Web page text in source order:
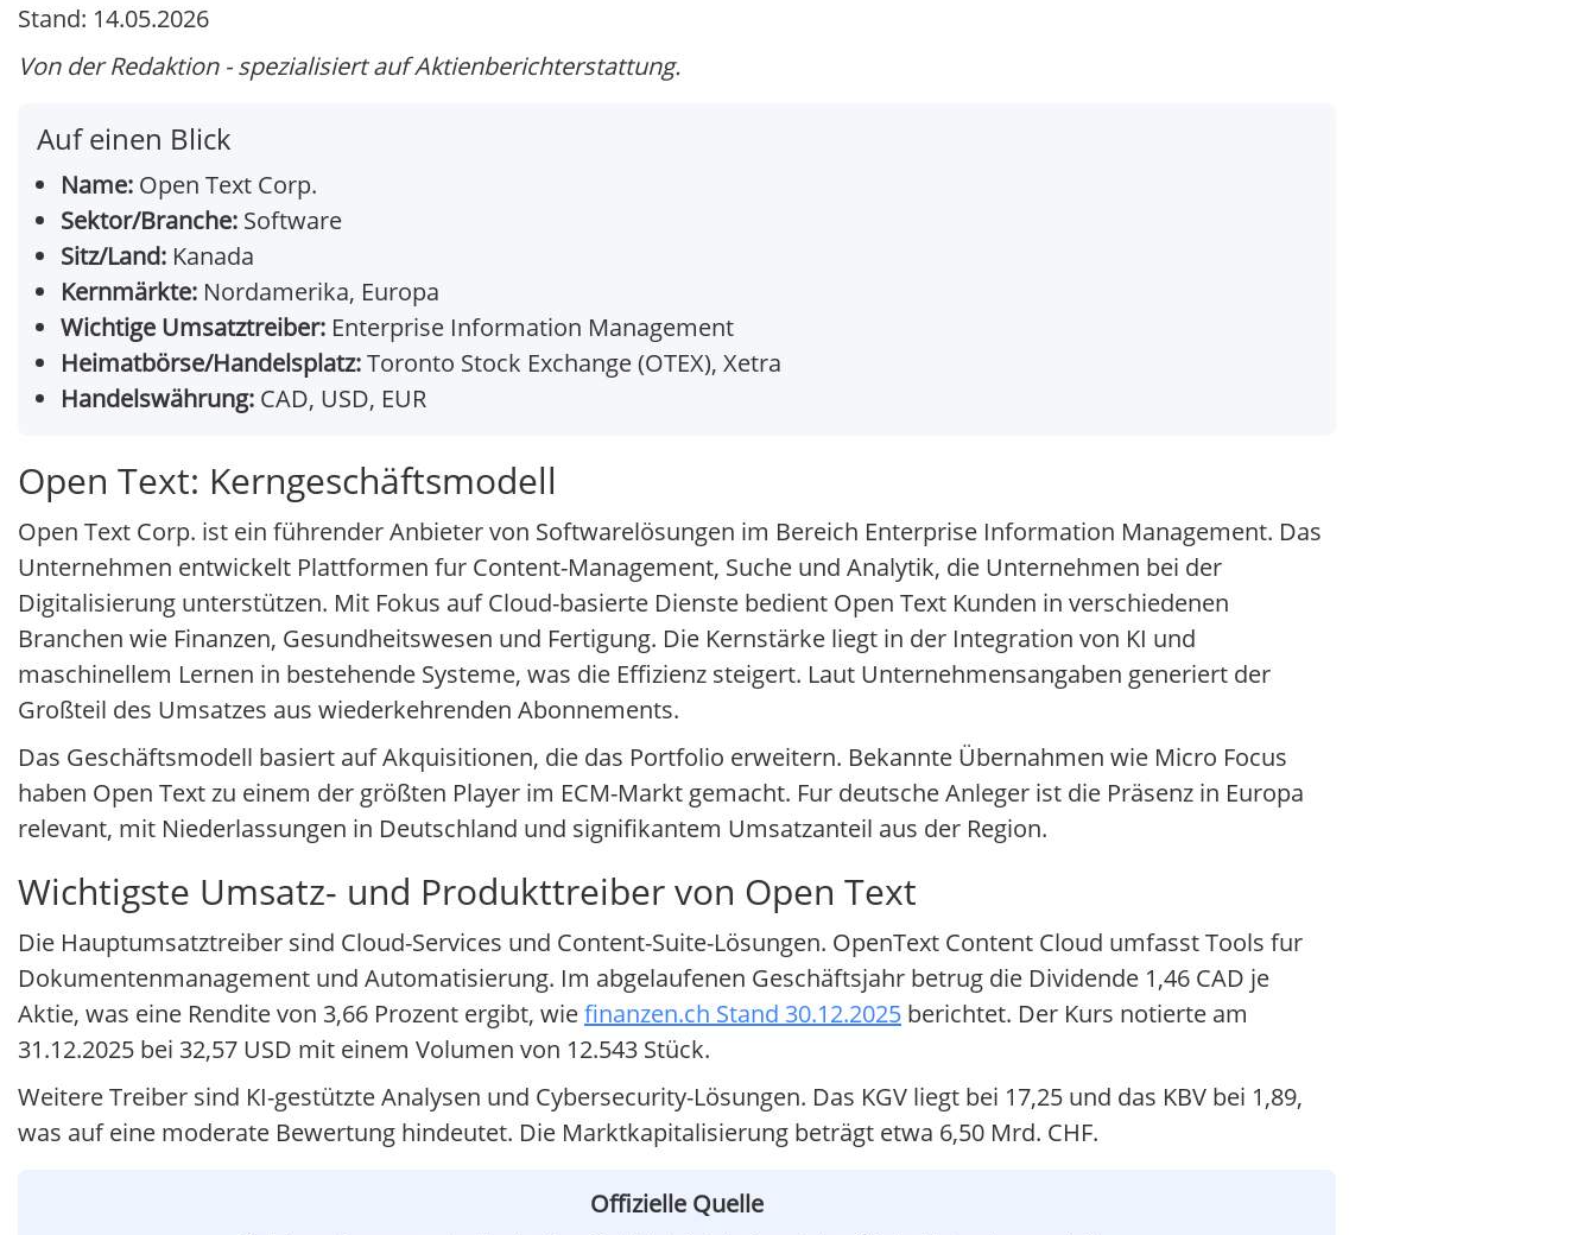
Stand: 14.05.2026
Von der Redaktion - spezialisiert auf Aktienberichterstattung.
Auf einen Blick
Name: Open Text Corp.
Sektor/Branche: Software
Sitz/Land: Kanada
Kernmärkte: Nordamerika, Europa
Wichtige Umsatztreiber: Enterprise Information Management
Heimatbörse/Handelsplatz:Toronto Stock Exchange (OTEX), Xetra
Handelswährung: CAD, USD, EUR
Open Text: Kerngeschäftsmodell
Open Text Corp. ist ein führender Anbieter von Softwarelösungen im Bereich Enterprise Information Management. Das
Unternehmen entwickelt Plattformen fur Content-Management, Suche und Analytik, die Unternehmen bei der
Digitalisierung unterstützen. Mit Fokus auf Cloud-basierte Dienste bedient Open Text Kunden in verschiedenen
Branchen wie Finanzen, Gesundheitswesen und Fertigung. Die Kernstärke liegt in der Integration von KI und
maschinellem Lernen in bestehende Systeme, was die Effizienz steigert. Laut Unternehmensangaben generiert der
Großteil des Umsatzes aus wiederkehrenden Abonnements.
Das Geschäftsmodell basiert auf Akquisitionen, die das Portfolio erweitern. Bekannte Übernahmen wie Micro Focus
haben Open Text zu einem der größten Player im ECM-Markt gemacht. Fur deutsche Anleger ist die Präsenz in Europa
relevant, mit Niederlassungen in Deutschland und signifikantem Umsatzanteil aus der Region.
Wichtigste Umsatz- und Produkttreiber von Open Text
Die Hauptumsatztreiber sind Cloud-Services und Content-Suite-Lösungen. OpenText Content Cloud umfasst Tools fur
Dokumentenmanagement und Automatisierung. Im abgelaufenen Geschäftsjahr betrug die Dividende 1,46 CAD je
Aktie, was eine Rendite von 3,66 Prozent ergibt, wiefinanzen.ch Stand 30.12.2025 berichtet. Der Kurs notierte am
31.12.2025 bei 32,57 USD mit einem Volumen von 12.543 Stück.
Weitere Treiber sind KI-gestützte Analysen und Cybersecurity-Lösungen. Das KGV liegt bei 17,25 und das KBV bei 1,89,
was auf eine moderate Bewertung hindeutet. Die Marktkapitalisierung beträgt etwa 6,50 Mrd. CHF.
Offizielle Quelle